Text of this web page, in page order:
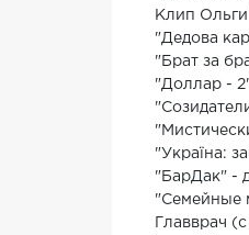
Клип
"Дедова
"Брат за
"Доллар -
"Україна:
"БарДак" -
"Семейные
Главврач